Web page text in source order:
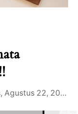
Agustus 22, 2024